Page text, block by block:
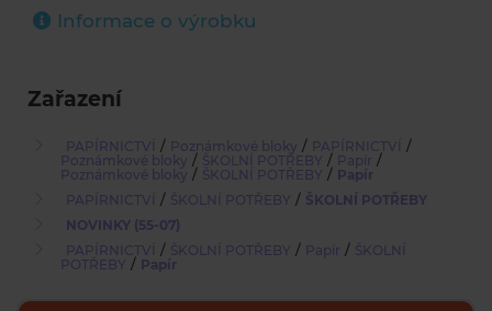
Informace o výrobku
Zařazení
PAPÍRNICTVÍ / Poznámkové bloky / PAPÍRNICTVÍ /
Poznámkové bloky / ŠKOLNÍ POTŘEBY / Papír /
Poznámkové bloky / ŠKOLNÍ POTŘEBY / Papír
PAPÍRNICTVÍ / ŠKOLNÍ POTŘEBY / ŠKOLNÍ POTŘEBY
NOVINKY (55-07)
PAPÍRNICTVÍ / ŠKOLNÍ POTŘEBY / Papír / ŠKOLNÍ
POTŘEBY / Papír